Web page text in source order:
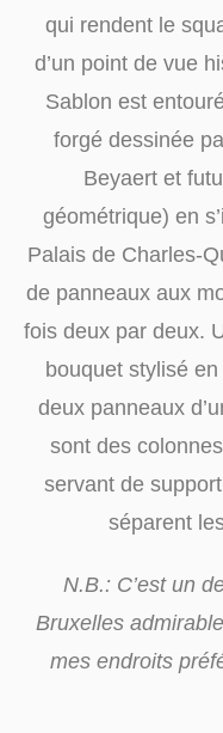
qui rendent le
d’un point de vue
Sablon est
forgé dessinée
Beyaert et
géométrique) en
Palais de Charles-
de panneaux aux
fois deux par deux.
bouquet stylisé
deux panneaux
sont des
servant de
séparent
N.B.: C’est un
Bruxelles
mes endroits